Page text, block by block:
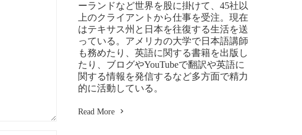
ーランドなど世界を股に掛けて、45社以
上のクライアントから仕事を受注。現在
はテキサス州と日本を往復する生活を送
っている。アメリカの大学で日本語講師
も務めたり、英語に関する書籍を出版し
たり、ブログやYouTubeで翻訳や英語に
関する情報を発信するなど多方面で精力
的に活動している。
Read More